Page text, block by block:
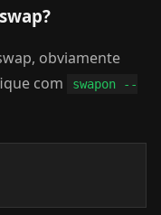
obviamente
com
swapon --